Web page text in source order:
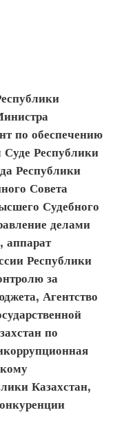
по обеспечению
Суде Республики
Республики
Совета
Судебного
делами
аппарат
Республики
за
Агентство
по
Казахстан,